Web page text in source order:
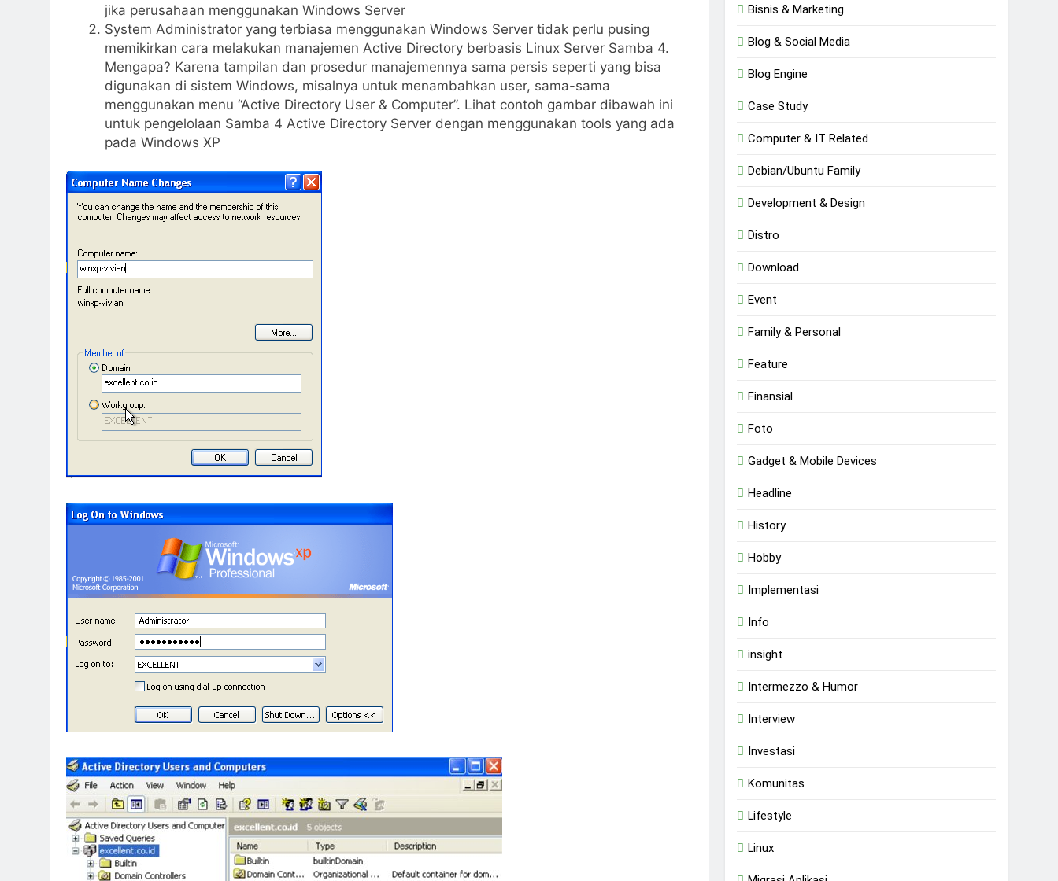
jika perusahaan menggunakan Windows Server
System Administrator yang terbiasa menggunakan Windows Server tidak perlu pusing
memikirkan cara melakukan manajemen Active Directory berbasis Linux Server Samba 4.
Mengapa? Karena tampilan dan prosedur manajemennya sama persis seperti yang bisa
digunakan di sistem Windows, misalnya untuk menambahkan user, sama-sama
menggunakan menu “Active Directory User & Computer”. Lihat contoh gambar dibawah ini
untuk pengelolaan Samba 4 Active Directory Server dengan menggunakan tools yang ada
pada Windows XP
Bisnis & Marketing
Blog & Social Media
Blog Engine
Case Study
Computer & IT Related
Debian/Ubuntu Family
Development & Design
Distro
Download
Event
Family & Personal
Feature
Finansial
Foto
Gadget & Mobile Devices
Headline
History
Hobby
Implementasi
Info
insight
Intermezzo & Humor
Interview
Investasi
Komunitas
Lifestyle
Linux